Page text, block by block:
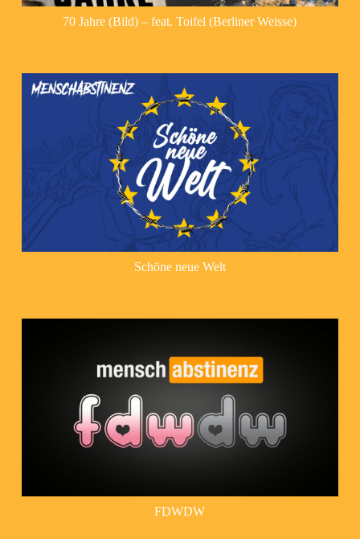
70 Jahre (Bild) – feat. Toifel (Berliner Weisse)
Schöne neue Welt
FDWDW